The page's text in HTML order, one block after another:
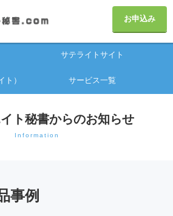
お申込み
サテライトサイト
ト） サービス一覧
ト秘書からのお知らせ
Information
事例